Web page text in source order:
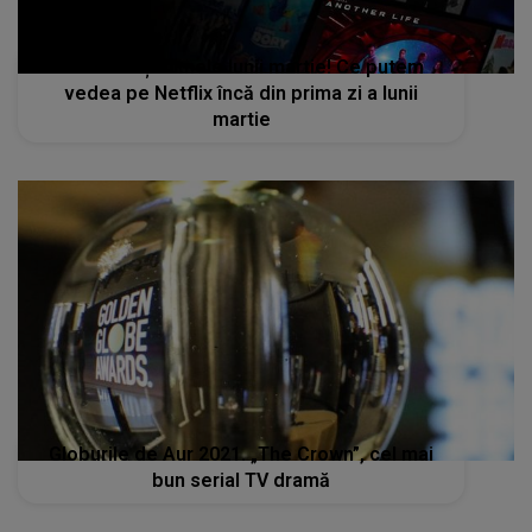
Serialele şi filmele lunii martie! Ce putem
vedea pe Netflix încă din prima zi a lunii
martie
Globurile de Aur 2021. „The Crown”, cel mai
bun serial TV dramă